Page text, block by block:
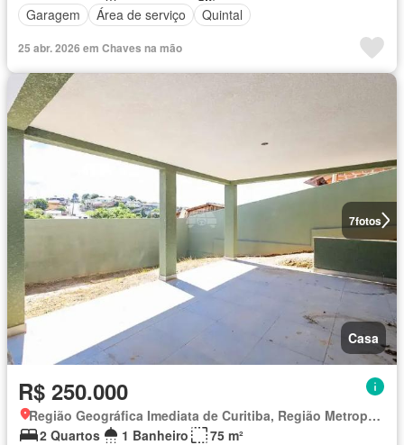
Garagem
Área de serviço Quintal
25 abr. 2026 em Chaves na mão
7fotos
Casa
R$ 250.000
Região Geográfica Imediata de Curitiba, Região Metropolitana de Curitiba
2 Quartos
1 Banheiro
75 m²